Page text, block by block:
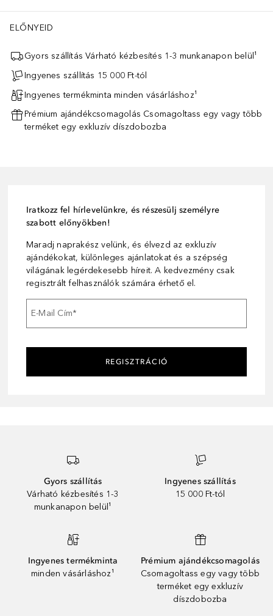
ELŐNYEID
Gyors szállítás Várható kézbesítés 1-3 munkanapon belül¹
Ingyenes szállítás 15 000 Ft-tól
Ingyenes termékminta minden vásárláshoz¹
Prémium ajándékcsomagolás Csomagoltass egy vagy több
terméket egy exkluzív díszdobozba
Iratkozz fel hírlevelünkre, és részesülj személyre
szabott előnyökben!
Maradj naprakész velünk, és élvezd az exkluzív
ajándékokat, különleges ajánlatokat és a szépség
világának legérdekesebb híreit. A kedvezmény csak
regisztrált felhasználók számára érhető el.
E-Mail Cím*
REGISZTRÁCIÓ
Gyors szállítás
Várható kézbesítés 1-3
munkanapon belül¹
Ingyenes szállítás
15 000 Ft-tól
Ingyenes termékminta
minden vásárláshoz¹
Prémium ajándékcsomagolás
Csomagoltass egy vagy több
terméket egy exkluzív
díszdobozba